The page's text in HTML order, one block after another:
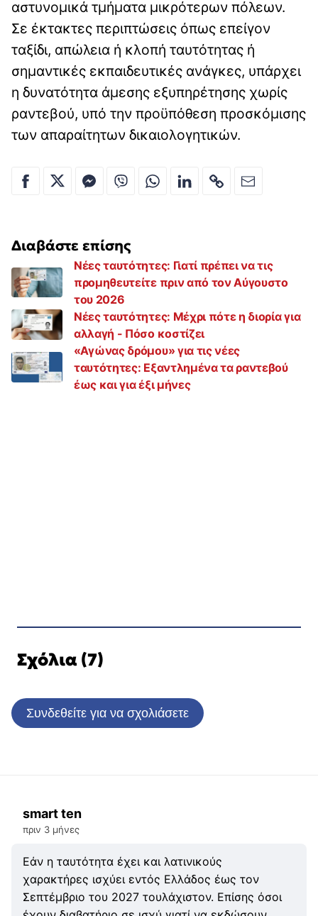
αστυνομικά τμήματα μικρότερων πόλεων.
Σε έκτακτες περιπτώσεις όπως επείγον
ταξίδι, απώλεια ή κλοπή ταυτότητας ή
σημαντικές εκπαιδευτικές ανάγκες, υπάρχει
η δυνατότητα άμεσης εξυπηρέτησης χωρίς
ραντεβού, υπό την προϋπόθεση προσκόμισης
των απαραίτητων δικαιολογητικών.
Διαβάστε επίσης
Νέες ταυτότητες: Γιατί πρέπει να τις
προμηθευτείτε πριν από τον Αύγουστο
του 2026
Νέες ταυτότητες: Μέχρι πότε η διορία για
αλλαγή - Πόσο κοστίζει
«Αγώνας δρόμου» για τις νέες
ταυτότητες: Εξαντλημένα τα ραντεβού
έως και για έξι μήνες
Σχόλια (7)
Συνδεθείτε για να σχολιάσετε
smart ten
πριν 3 μήνες
Εάν η ταυτότητα έχει και λατινικούς
χαρακτήρες ισχύει εντός Ελλάδος έως τον
Σεπτέμβριο του 2027 τουλάχιστον. Επίσης όσοι